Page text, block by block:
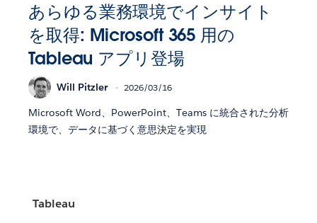
あらゆる業務環境でインサイト
を取得: Microsoft 365 用の
Tableau アプリ登場
Will Pitzler 2026/03/16
Microsoft Word、PowerPoint、Teams に統合された分析
環境で、データに基づく意思決定を実現
Tableau